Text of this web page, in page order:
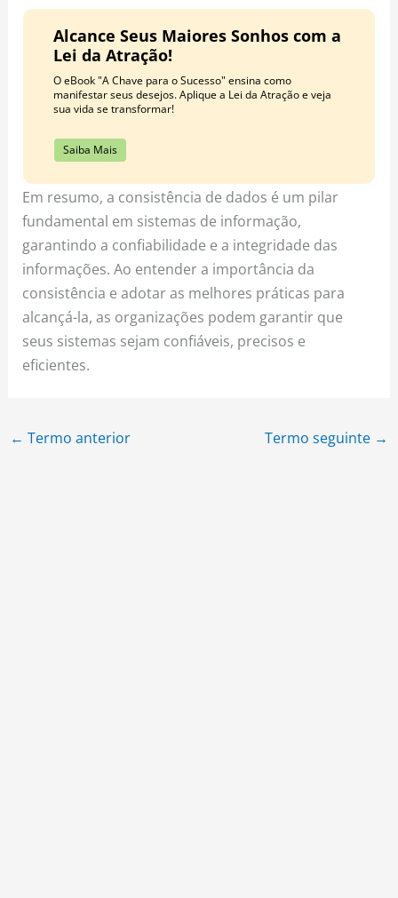
Alcance Seus Maiores Sonhos com a
Lei da Atração!
O eBook "A Chave para o Sucesso" ensina como
manifestar seus desejos. Aplique a Lei da Atração e veja
sua vida se transformar!
Saiba Mais
Em resumo, a consistência de dados é um pilar
fundamental em sistemas de informação,
garantindo a confiabilidade e a integridade das
informações. Ao entender a importância da
consistência e adotar as melhores práticas para
alcançá-la, as organizações podem garantir que
seus sistemas sejam confiáveis, precisos e
eficientes.
← Termo anterior Termo seguinte →